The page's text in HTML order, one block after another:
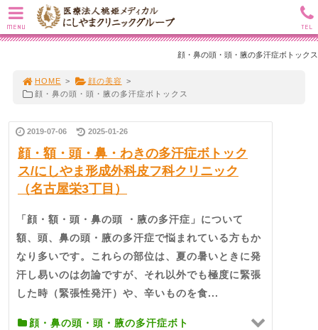
顔・鼻の頭・頭・腋の多汗症ボトックス
HOME > 顔の美容 >
顔・鼻の頭・頭・腋の多汗症ボトックス
2019-07-06 2025-01-26
顔・額・頭・鼻・わきの多汗症ボトック
ス/にしやま形成外科皮フ科クリニック
（名古屋栄3丁目）
「顔・額・頭・鼻の頭 ・腋の多汗症」について
額、頭、鼻の頭・腋の多汗症で悩まれている方もか
なり多いです。これらの部位は、夏の暑いときに発
汗し易いのは勿論ですが、それ以外でも極度に緊張
した時（緊張性発汗）や、辛いものを食...
顔・鼻の頭・頭・腋の多汗症ボト
MENU TEL